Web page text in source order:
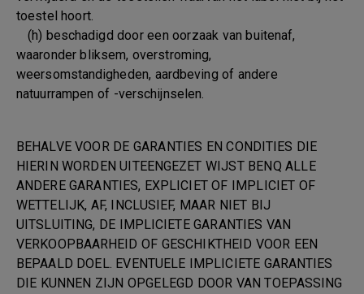
toestel hoort.
(h) beschadigd door een oorzaak van buitenaf,
waaronder bliksem, overstroming,
weersomstandigheden, aardbeving of andere
natuurrampen of -verschijnselen.
BEHALVE VOOR DE GARANTIES EN CONDITIES DIE
HIERIN WORDEN UITEENGEZET WIJST BENQ ALLE
ANDERE GARANTIES, EXPLICIET OF IMPLICIET OF
WETTELIJK, AF, INCLUSIEF, MAAR NIET BIJ
UITSLUITING, DE IMPLICIETE GARANTIES VAN
VERKOOPBAARHEID OF GESCHIKTHEID VOOR EEN
BEPAALD DOEL. EVENTUELE IMPLICIETE GARANTIES
DIE KUNNEN ZIJN OPGELEGD DOOR VAN TOEPASSING